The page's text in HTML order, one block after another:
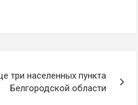
три населенных пункта
Белгородской области